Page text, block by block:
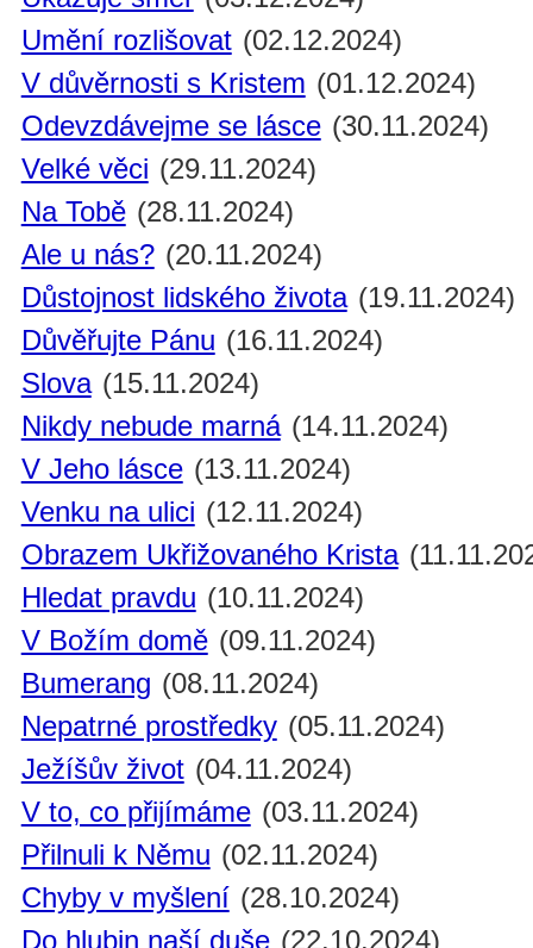
Umění rozlišovat (02.12.2024)
V důvěrnosti s Kristem (01.12.2024)
Odevzdávejme se lásce (30.11.2024)
Velké věci (29.11.2024)
Na Tobě (28.11.2024)
Ale u nás? (20.11.2024)
Důstojnost lidského života (19.11.2024)
Důvěřujte Pánu (16.11.2024)
Slova (15.11.2024)
Nikdy nebude marná (14.11.2024)
V Jeho lásce (13.11.2024)
Venku na ulici (12.11.2024)
Obrazem Ukřižovaného Krista
Hledat pravdu (10.11.2024)
V Božím domě (09.11.2024)
Bumerang (08.11.2024)
Nepatrné prostředky (05.11.2024)
Ježíšův život (04.11.2024)
V to, co přijímáme (03.11.2024)
Přilnuli k Němu (02.11.2024)
Chyby v myšlení (28.10.2024)
Do hlubin naší duše (22.10.2024)